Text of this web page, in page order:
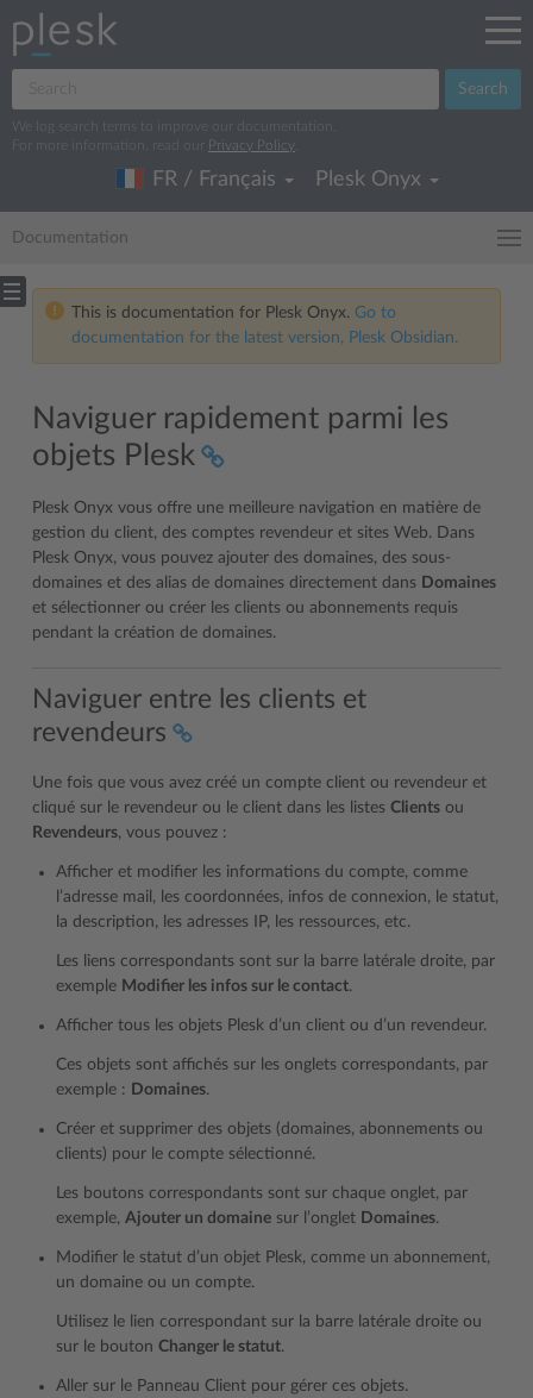
Search
We log search terms to improve our documentation.
For more information, read our
Privacy Policy
FR / Français Plesk Onyx
Documentation
This is documentation for Plesk Onyx. Go to
documentation for the latest version, Plesk Obsidian.
Naviguer rapidement parmi les
objets Plesk
Plesk Onyx vous offre une meilleure navigation en matière de
gestion du client, des comptes revendeur et sites Web. Dans
Plesk Onyx, vous pouvez ajouter des domaines, des sous-
domaines et des alias de domaines directement dans Domaines
et sélectionner ou créer les clients ou abonnements requis
pendant la création de domaines.
Naviguer entre les clients et
revendeurs
Une fois que vous avez créé un compte client ou revendeur et
cliqué sur le revendeur ou le client dans les listes Clients ou
Revendeurs, vous pouvez :
Afficher et modifier les informations du compte, comme
l’adresse mail, les coordonnées, infos de connexion, le statut,
la description, les adresses IP, les ressources, etc.
Les liens correspondants sont sur la barre latérale droite, par
exemple Modifier les infos sur le contact.
Afficher tous les objets Plesk d’un client ou d’un revendeur.
Ces objets sont affichés sur les onglets correspondants, par
exemple : Domaines.
Créer et supprimer des objets (domaines, abonnements ou
clients) pour le compte sélectionné.
Les boutons correspondants sont sur chaque onglet, par
exemple, Ajouter un domaine sur l’onglet Domaines.
Modifier le statut d’un objet Plesk, comme un abonnement,
un domaine ou un compte.
Utilisez le lien correspondant sur la barre latérale droite ou
sur le bouton Changer le statut.
Aller sur le Panneau Client pour gérer ces objets.